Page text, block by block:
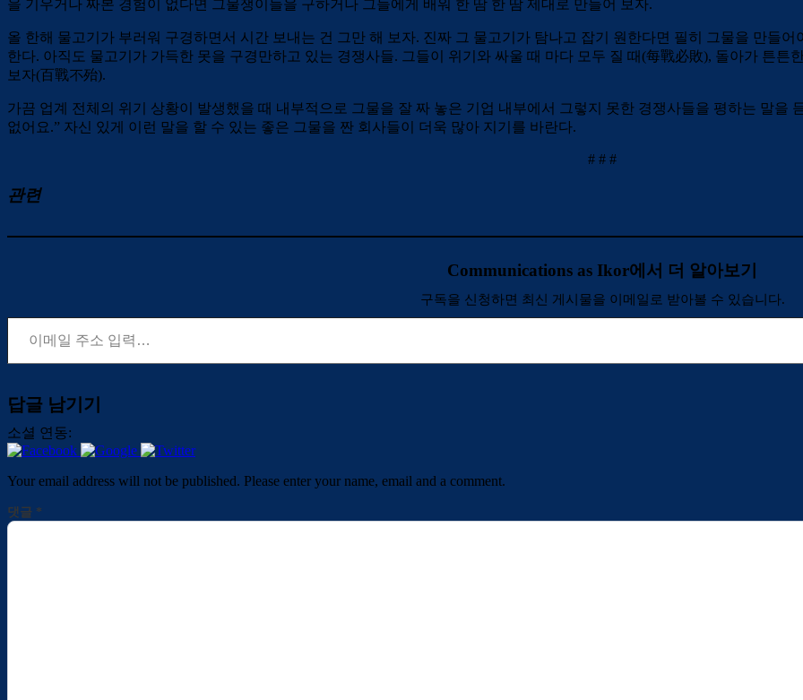
을 기우거나 짜본 경험이 없다면 그물쟁이들을 구하거나 그들에게 배워 한 땀 한 땀 제대로 만들어 보자.
올 한해 물고기가 부러워 구경하면서 시간 보내는 건 그만 해 보자. 진짜 그 물고기가 탐나고 잡기 원한다면 필히 그물을 만들
한다. 아직도 물고기가 가득한 못을 구경만하고 있는 경쟁사들. 그들이 위기와 싸울 때 마다 모두 질 때(每戰必敗), 돌아가 튼튼
보자(百戰不殆).
가끔 업계 전체의 위기 상황이 발생했을 때 내부적으로 그물을 잘 짜 놓은 기업 내부에서 그렇지 못한 경쟁사들을 평하는 말을
없어요.” 자신 있게 이런 말을 할 수 있는 좋은 그물을 짠 회사들이 더욱 많아 지기를 바란다.
# # #
관련
Communications as Ikor에서 더 알아보기
구독을 신청하면 최신 게시물을 이메일로 받아볼 수 있습니다.
이메일 주소 입력…
답글 남기기
소셜 연동:
Your email address will not be published. Please enter your name, email and a comment.
댓글 *